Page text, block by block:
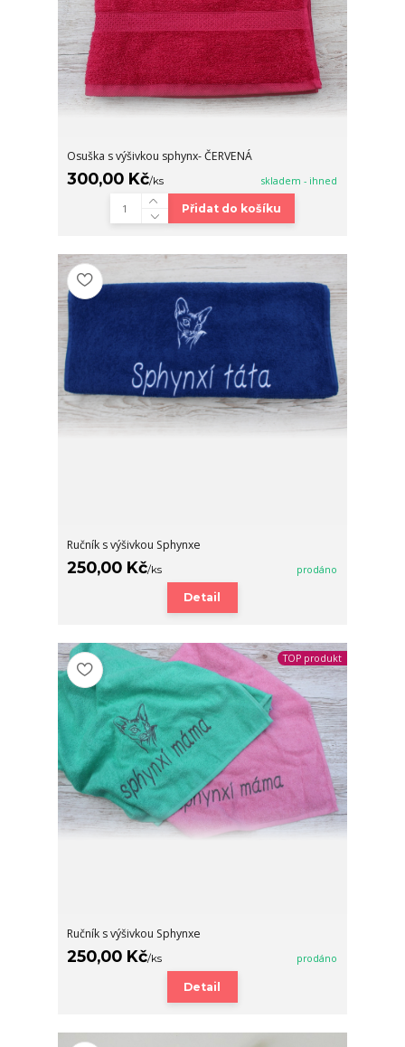
Osuška s výšivkou sphynx- ČERVENÁ
300,00 Kč/ks skladem - ihned
Přidat do košíku
Ručník s výšivkou Sphynxe
250,00 Kč/ks prodáno
Detail
TOP produkt
Ručník s výšivkou Sphynxe
250,00 Kč/ks prodáno
Detail